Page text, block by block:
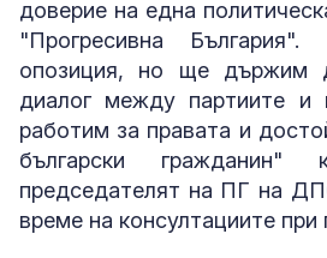
доверие на една
"Прогресивна
опозиция, но ще държим
диалог между партиите и
работим за правата и
български гражданин"
председателят на ПГ на
време на консултациите при